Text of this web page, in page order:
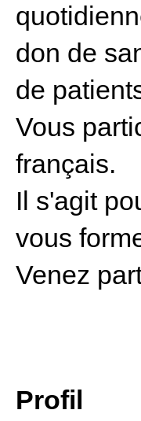
don de
de
Vous
français.
Il s'agit
vous
Venez
Profil